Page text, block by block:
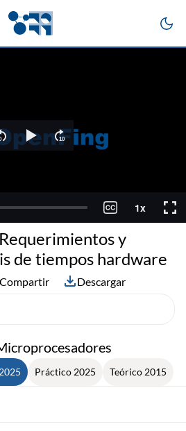
Práctico 2025 Teórico 2015
y
de tiempos hardware
Compartir Descargar